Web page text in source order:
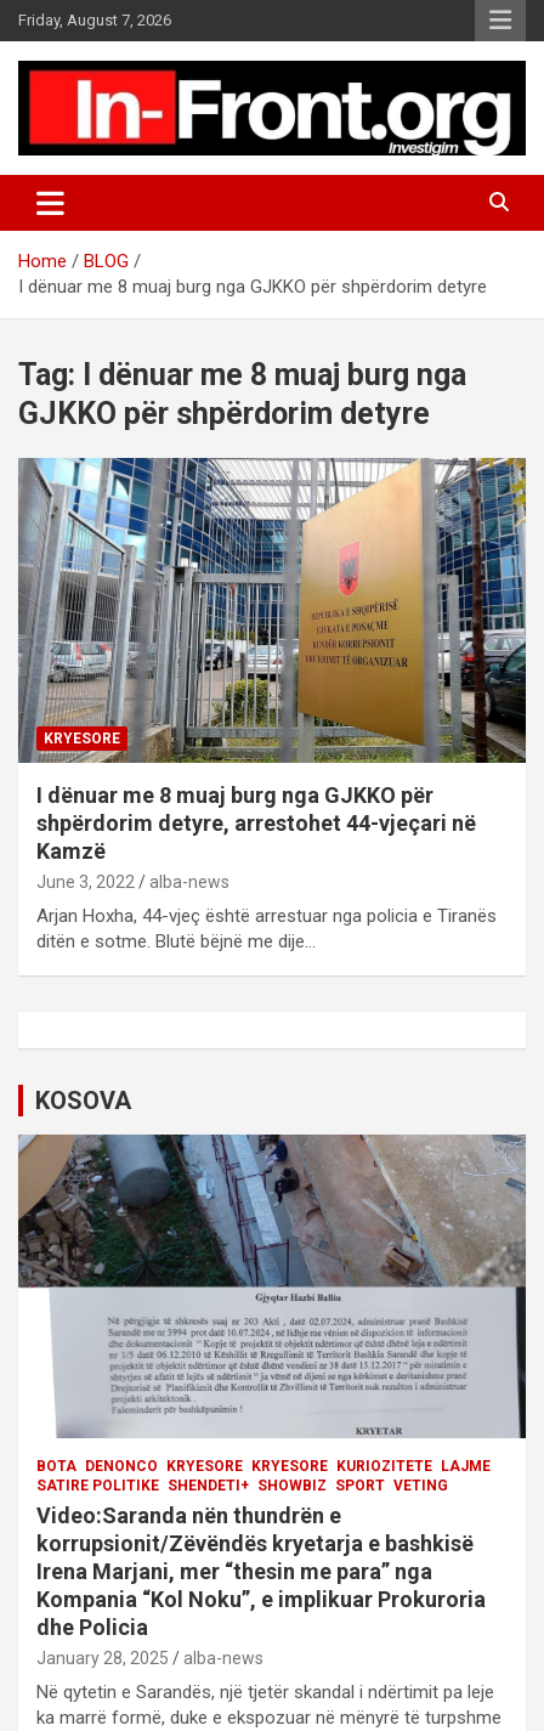
k
t
Friday, August 7, 2026
Home
BLOG
I dënuar me 8 muaj burg nga GJKKO për shpërdorim detyre
Tag:
I dënuar me 8 muaj burg nga
GJKKO për shpërdorim detyre
KRYESORE
I dënuar me 8 muaj burg nga GJKKO për
shpërdorim detyre, arrestohet 44-vjeçari në
Kamzë
June 3, 2022 alba-news
Arjan Hoxha, 44-vjeç është arrestuar nga policia e Tiranës
ditën e sotme. Blutë bëjnë me dije…
KOSOVA
BOTA DENONCO KRYESORE KRYESORE KURIOZITETE
LAJME
SATIRE POLITIKE SHENDETI+ SHOWBIZ SPORT VETING
Video:Saranda nën thundrën e
korrupsionit/Zëvëndës kryetarja e bashkisë
Irena Marjani, mer “thesin me para” nga
Kompania “Kol Noku”, e implikuar Prokuroria
dhe Policia
January 28, 2025 alba-news
Në qytetin e Sarandës, një tjetër skandal i ndërtimit pa leje
ka marrë formë, duke e ekspozuar në mënyrë të turpshme